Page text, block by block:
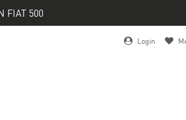
FIAT 500
Login